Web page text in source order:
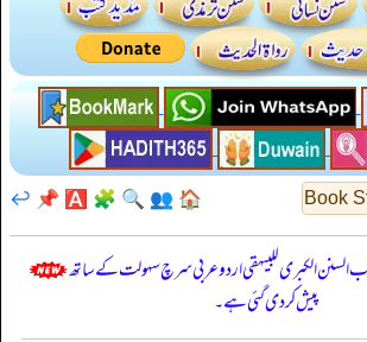
Book
🏠
👥
🔍
🧩
🅰️
📌
↩️
السنن الكبرى للبيهقي اردو عربی سرچ سہولت کے ساتھ
پیش کر دی گئی ہے۔